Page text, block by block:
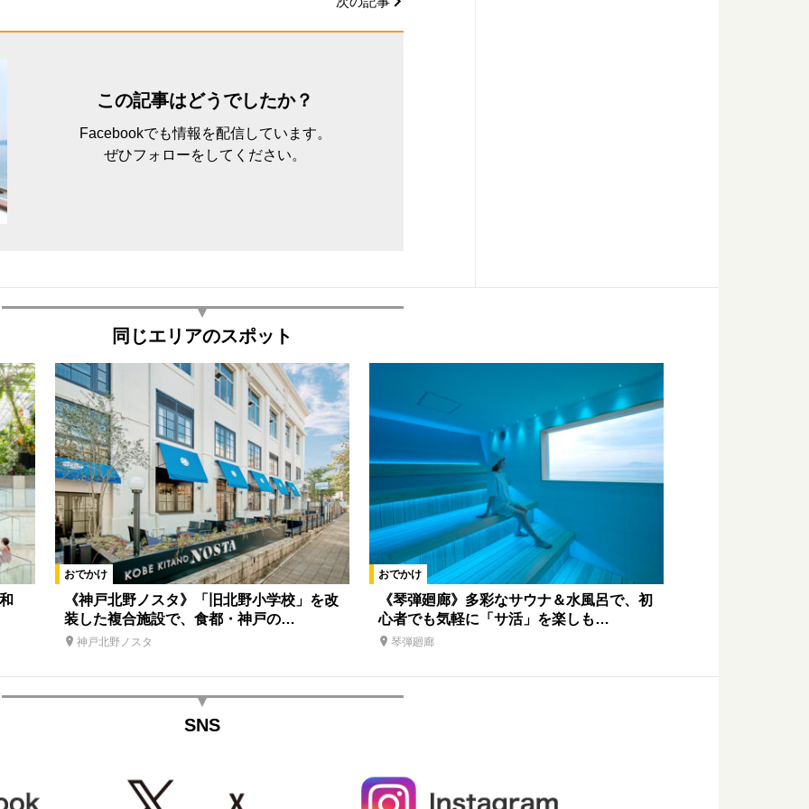
この記事はどうでしたか？
Facebookでも情報を配信しています。
ぜひフォローをしてください。
同じエリアのスポット
おでかけ
《神戸北野ノスタ》「旧北野小学校」を改
装した複合施設で、食都・神戸の…
神戸北野ノスタ
おでかけ
《琴弾廻廊》多彩なサウナ＆水風呂で、初
心者でも気軽に「サ活」を楽しも…
琴弾廻廊
SNS